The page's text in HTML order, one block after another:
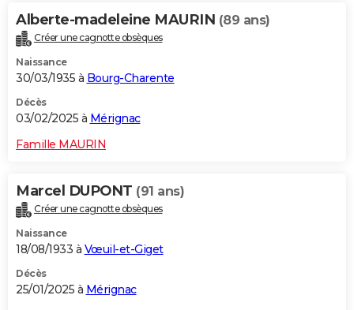
Alberte-madeleine MAURIN (89 ans)
Créer une cagnotte obsèques
Naissance
30/03/1935 à Bourg-Charente
Décès
03/02/2025 à Mérignac
Famille MAURIN
Marcel DUPONT (91 ans)
Créer une cagnotte obsèques
Naissance
18/08/1933 à Vœuil-et-Giget
Décès
25/01/2025 à Mérignac